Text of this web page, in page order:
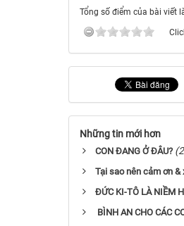
Tổng số điểm của bài viết
Những tin mới hơn
CON ĐANG Ở ĐÂU?
Tại sao nên cảm ơn &
ĐỨC KI-TÔ LÀ NIỀM
BÌNH AN CHO CÁC